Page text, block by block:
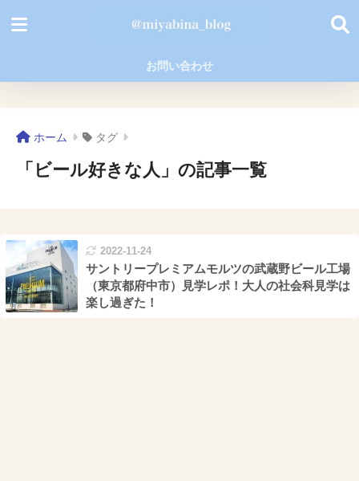
お問い合わせ
ホーム タグ
「ビール好きな人」の記事一覧
2022-11-24
サントリープレミアムモルツの武蔵野ビール工場
（東京都府中市）見学レポ！大人の社会科見学は
楽し過ぎた！